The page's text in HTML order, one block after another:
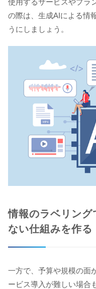
の際は、生成AIによる情
うにしましょう。
情報のラベリン
ない仕組みを作る
一方で、予算や規模の面
ービス導入が難しい場合